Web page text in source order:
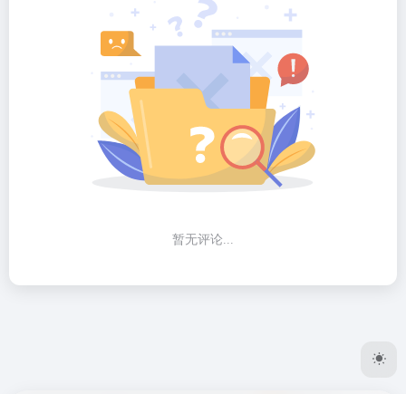
暂无评论...